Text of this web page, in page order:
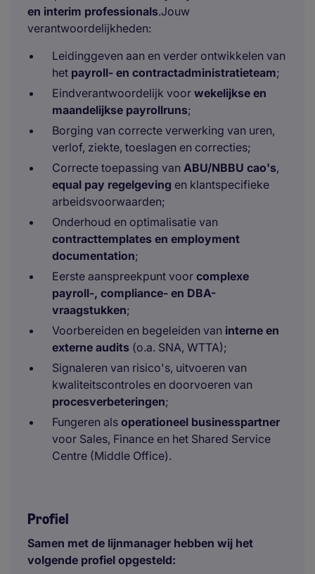
en interim professionals.Jouw
verantwoordelijkheden:
Leidinggeven aan en verder ontwikkelen van
het payroll- en contractadministratieteam;
Eindverantwoordelijk voor wekelijkse en
maandelijkse payrollruns;
Borging van correcte verwerking van uren,
verlof, ziekte, toeslagen en correcties;
Correcte toepassing van ABU/NBBU cao's,
equal pay regelgeving en klantspecifieke
arbeidsvoorwaarden;
Onderhoud en optimalisatie van
contracttemplates en employment
documentation;
Eerste aanspreekpunt voor complexe
payroll-, compliance- en DBA-
vraagstukken;
Voorbereiden en begeleiden van interne en
externe audits (o.a. SNA, WTTA);
Signaleren van risico's, uitvoeren van
kwaliteitscontroles en doorvoeren van
procesverbeteringen;
Fungeren als operationeel businesspartner
voor Sales, Finance en het Shared Service
Centre (Middle Office).
Profiel
Samen met de lijnmanager hebben wij het
volgende profiel opgesteld: